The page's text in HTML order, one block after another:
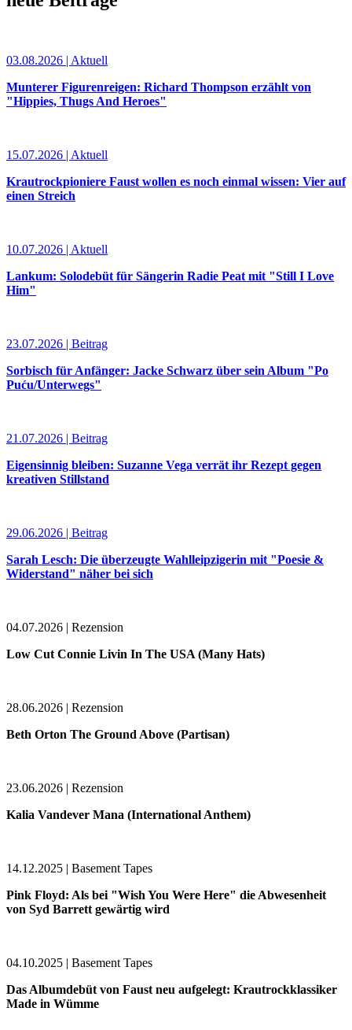
03.08.2026 | Aktuell
Munterer Figurenreigen: Richard Thompson erzählt von
"Hippies, Thugs And Heroes"
15.07.2026 | Aktuell
Krautrockpioniere Faust wollen es noch einmal wissen: Vier auf
einen Streich
10.07.2026 | Aktuell
Lankum: Solodebüt für Sängerin Radie Peat mit "Still I Love
Him"
23.07.2026 | Beitrag
Sorbisch für Anfänger: Jacke Schwarz über sein Album "Po
Puću/Unterwegs"
21.07.2026 | Beitrag
Eigensinnig bleiben: Suzanne Vega verrät ihr Rezept gegen
kreativen Stillstand
29.06.2026 | Beitrag
Sarah Lesch: Die überzeugte Wahlleipzigerin mit "Poesie &
Widerstand" näher bei sich
04.07.2026 | Rezension
Low Cut Connie Livin In The USA (Many Hats)
28.06.2026 | Rezension
Beth Orton The Ground Above (Partisan)
23.06.2026 | Rezension
Kalia Vandever Mana (International Anthem)
14.12.2025 | Basement Tapes
Pink Floyd: Als bei "Wish You Were Here" die Abwesenheit
von Syd Barrett gewärtig wird
04.10.2025 | Basement Tapes
Das Albumdebüt von Faust neu aufgelegt: Krautrockklassiker
Made in Wümme